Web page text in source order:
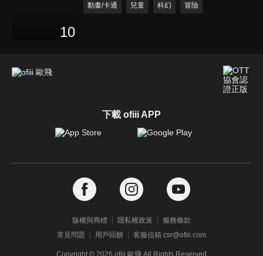
10
動畫/卡通
兒童 科幻 冒險
下載 ofiii APP
版權與商標 隱私權政策
服務條款
常見問題
用戶回饋 客服信箱 csr@ofiii.com
Copyright © 2026 ofiii 歐飛 All Rights Reserved